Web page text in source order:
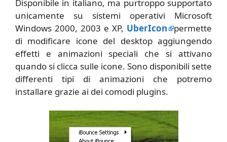
Disponibile in italiano, ma purtroppo supportato
unicamente su sistemi operativi Microsoft
Windows 2000, 2003 e XP, UberIcon
permette
di modificare icone del desktop aggiungendo
effetti e animazioni speciali che si attivano
quando si clicca sulle icone. Sono disponibili sette
differenti tipi di animazioni che potremo
installare grazie ai dei comodi plugins.